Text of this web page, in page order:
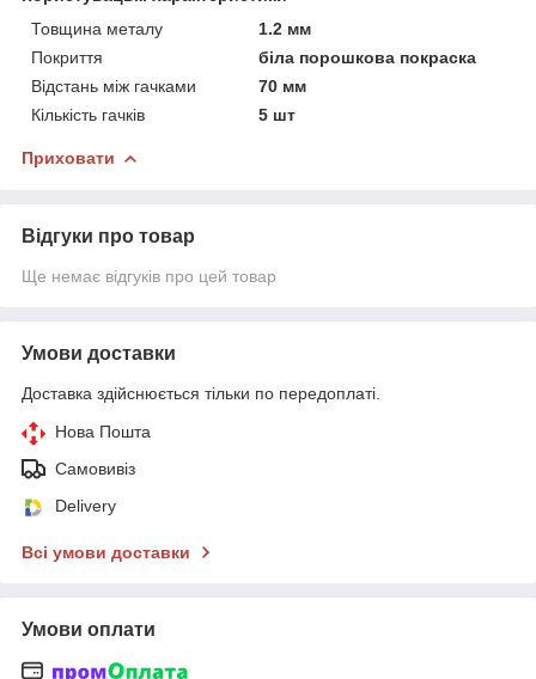
Товщина металу
1.2 мм
Покриття
біла порошкова покраска
Відстань між гачками
70 мм
Кількість гачків
5 шт
Приховати
Відгуки про товар
Ще немає відгуків про цей товар
Умови доставки
Доставка здійснюється тільки по передоплаті.
Нова Пошта
Самовивіз
Delivery
Всі умови доставки
Умови оплати